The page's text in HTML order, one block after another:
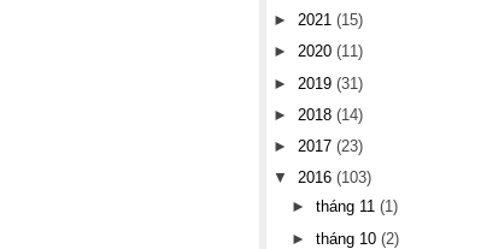
► 2021 (15)
► 2020 (11)
► 2019 (31)
► 2018 (14)
► 2017 (23)
▼
2016 (103)
►tháng 11(1)
►tháng 10(2)